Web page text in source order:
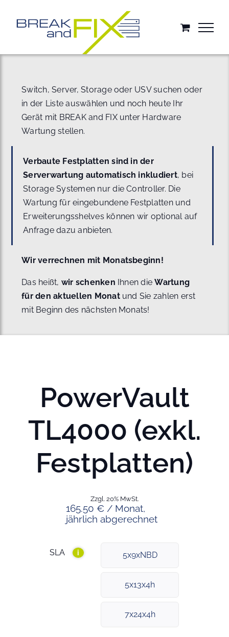
springen
Switch, Server, Storage oder USV suchen oder
in der Liste auswählen und noch heute Ihr
Gerät mit BREAK and FIX unter Hardware
Wartung stellen.
Verbaute Festplatten sind in der
Serverwartung automatisch inkludiert, bei
Storage Systemen nur die Controller. Die
Wartung für eingebundene Festplatten und
Erweiterungsshelves können wir optional auf
Anfrage dazu anbieten.
Wir verrechnen mit Monatsbeginn!
Das heißt, wir schenken Ihnen dieWartung
für den aktuellen Monat und Sie zahlen erst
mit Beginn des nächsten Monats!
PowerVault
TL4000 (exkl.
Festplatten)
165.50 € / Monat,
jährlich abgerechnet
Zzgl. 20% MwSt.
SLA i 5x9xNBD
5x13x4h
7x24x4h